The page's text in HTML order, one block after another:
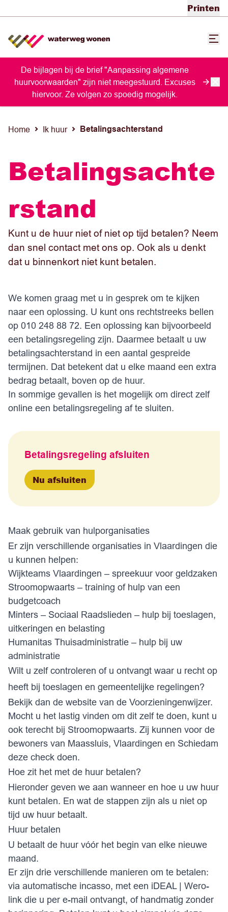
Printen
De bijlagen bij de brief "Aanpassing algemene
huurvoorwaarden" zijn niet meegestuurd. Excuses
hiervoor. Ze volgen zo spoedig mogelijk.
Home Ik huur Betalingsachterstand
Betalingsachte
rstand
Kunt u de huur niet of niet op tijd betalen? Neem
dan snel contact met ons op. Ook als u denkt
dat u binnenkort niet kunt betalen.
We komen graag met u in gesprek om te kijken
naar een oplossing. U kunt ons rechtstreeks bellen
op 010 248 88 72. Een oplossing kan bijvoorbeeld
een betalingsregeling zijn. Daarmee betaalt u uw
betalingsachterstand in een aantal gespreide
termijnen. Dat betekent dat u elke maand een extra
bedrag betaalt, boven op de huur.
In sommige gevallen is het mogelijk om direct zelf
online een betalingsregeling af te sluiten.
Betalingsregeling afsluiten
Nu afsluiten
Maak gebruik van hulporganisaties
Er zijn verschillende organisaties in Vlaardingen die
u kunnen helpen:
Wijkteams Vlaardingen – spreekuur voor geldzaken
Stroomopwaarts – training of hulp van een
budgetcoach
Minters – Sociaal Raadslieden – hulp bij toeslagen,
uitkeringen en belasting
Humanitas Thuisadministratie – hulp bij uw
administratie
Wilt u zelf controleren of u ontvangt waar u recht op
heeft bij toeslagen en gemeentelijke regelingen?
Bekijk dan de website van de Voorzieningenwijzer.
Mocht u het lastig vinden om dit zelf te doen, kunt u
ook terecht bij Stroomopwaarts. Zij kunnen voor de
bewoners van Maassluis, Vlaardingen en Schiedam
deze check doen.
Hoe zit het met de huur betalen?
Hieronder geven we aan wanneer en hoe u uw huur
kunt betalen. En wat de stappen zijn als u niet op
tijd uw huur betaalt.
Huur betalen
U betaalt de huur vóór het begin van elke nieuwe
maand.
Er zijn drie verschillende manieren om te betalen:
via automatische incasso, met een iDEAL | Wero-
link die u per e-mail ontvangt, of handmatig zonder